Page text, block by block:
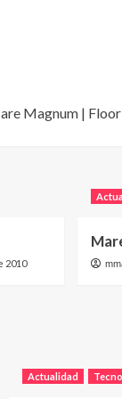
Magnum | Floor
2010
Actualidad